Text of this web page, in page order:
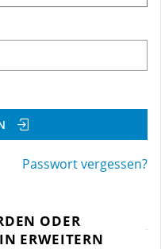
Passwort vergessen?
ODER
ERWEITERN